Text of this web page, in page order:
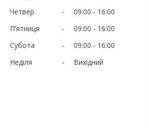
Четвер
09:00
16:00
Пʼятниця
09:00
16:00
Субота
09:00
16:00
Неділя
Вихідний